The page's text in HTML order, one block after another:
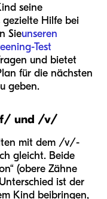
seine
Hilfe bei
Sieunseren
Test
und bietet
für die nächsten
geben.
/f/ und /v/
mit dem /v/-
gleicht. Beide
(obere Zähne
ist der
Kind beibringen,